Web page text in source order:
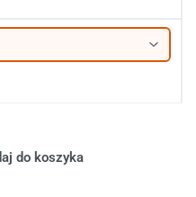
do koszyka